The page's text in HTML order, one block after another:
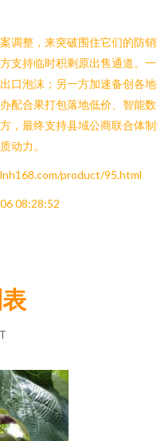
调整，来突破围住它们的防
支持临时积剩原出售通道。
口泡沫；另一方加速备创各
配合果打包落地低价、智能
，最终支持县域公商联合体
动力。
product/95.html
08:28:52